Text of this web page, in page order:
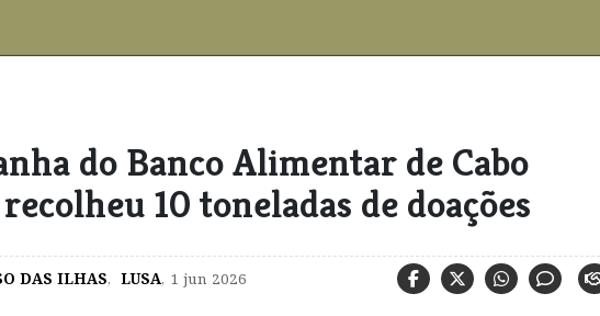
do Banco Alimentar de Cabo
10 toneladas de doações
DAS ILHAS, LUSA, 1 jun 2026